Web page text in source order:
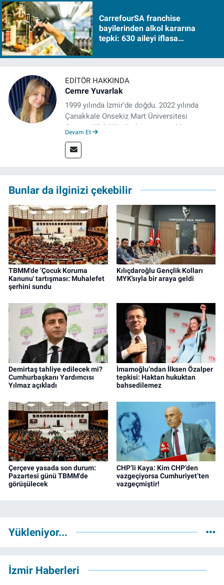
CarrefourSA franchise
bayilerinden alkol kararına
tepki: 630 aileyi iflasa
EDITÖR HAKKINDA
Cemre Yuvarlak
1999 yılında İzmir’de doğdu. 2022 yılında
Çanakkale Onsekiz Mart Üniversitesi
Gazetecilik bölümünden mezun oldu.
Yüksek Lisansına devam eden gazeteci, 2022
yılında İzmir’de mesleğe başladı. Meslek
hayatına ise izgazete.net’te haber editörü
olarak devam ediyor.
Devam Et
Bunlar da ilginizi çekebilir
TBMM'de ‘Çocuk Koruma
Kanunu' tartışması: Muhalefet
şerhini sundu
Kılıçdaroğlu Gençlik Kolları
MYK'sıyla bir araya geldi
Demirtaş tahliye edilecek mi?
Cumhurbaşkanı Yardımcısı
Yılmaz açıkladı
İmamoğlu’ndan İlksen Özalper
tepkisi: Haktan hukuktan
bahsedilemez
Çerçeve yasada son durum:
Pazartesi günü TBMM'de
görüşülecek
CHP’li Kaya: Kim CHP’den
vazgeçiyorsa Cumhuriyet’ten
vazgeçmiştir!
Yükleniyor...
İzmir Haberleri